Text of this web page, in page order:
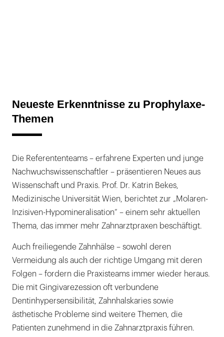
Neueste Erkenntnisse zu Prophylaxe-
Themen
Die Referententeams – erfahrene Experten und junge
Nachwuchswissenschaftler – präsentieren Neues aus
Wissenschaft und Praxis. Prof. Dr. Katrin Bekes,
Medizinische Universität Wien, berichtet zur „Molaren-
Inzisiven-Hypomineralisation“ – einem sehr aktuellen
Thema, das immer mehr Zahnarztpraxen beschäftigt.
Auch freiliegende Zahnhälse – sowohl deren
Vermeidung als auch der richtige Umgang mit deren
Folgen – fordern die Praxisteams immer wieder heraus.
Die mit Gingivarezession oft verbundene
Dentinhypersensibilität, Zahnhalskaries sowie
ästhetische Probleme sind weitere Themen, die
Patienten zunehmend in die Zahnarztpraxis führen.